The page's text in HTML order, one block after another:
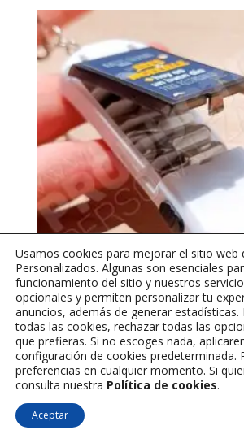
Llaveros personalizados – Con
(Venta mínima 6 unidades)
$13,000
Usamos cookies para mejorar el sitio web
Personalizados. Algunas son esenciales
funcionamiento del sitio y nuestros
opcionales y permiten personalizar tu
anuncios, además de generar estadísticas.
todas las cookies, rechazar todas las
que prefieras. Si no escoges nada,
configuración de cookies predeterminada.
preferencias en cualquier momento. Si
consulta nuestra Política de cookies.
Aceptar